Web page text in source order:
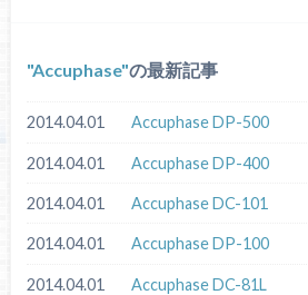
Accuphase の最新記事
2014.04.01 Accuphase DP-500
2014.04.01 Accuphase DP-400
2014.04.01 Accuphase DC-101
2014.04.01 Accuphase DP-100
2014.04.01 Accuphase DC-81L